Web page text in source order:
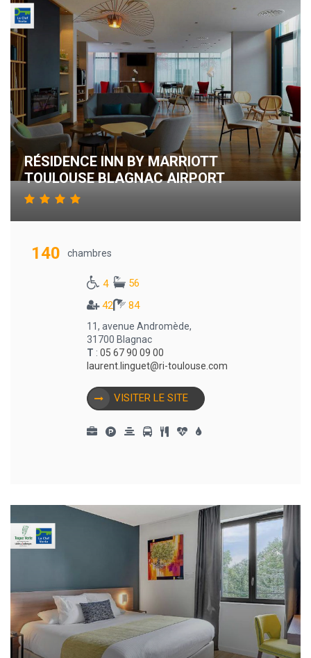
RÉSIDENCE INN BY MARRIOTT
TOULOUSE BLAGNAC AIRPORT
140 chambres
4
56
42
84
11, avenue Andromède,
31700 Blagnac
T : 05 67 90 09 00
laurent.linguet@ri-toulouse.com
VISITER LE SITE